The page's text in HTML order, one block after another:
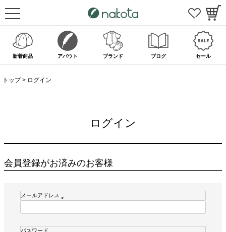
新着商品 アバウト ブランド ブログ セール
トップ ログイン
ログイン
会員登録がお済みのお客様
メールアドレス
須
パスワード